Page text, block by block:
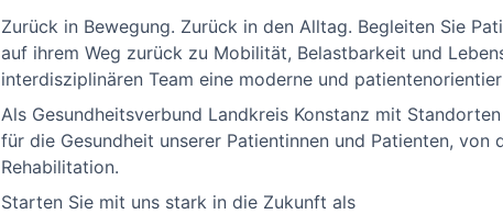
Zurück in Bewegung. Zurück in den Alltag. Begleiten Sie
auf ihrem Weg zurück zu Mobilität, Belastbarkeit und
interdisziplinären Team eine moderne und
Als Gesundheitsverbund Landkreis Konstanz mit
für die Gesundheit unserer Patientinnen und Patienten,
Rehabilitation.
Starten Sie mit uns stark in die Zukunft als